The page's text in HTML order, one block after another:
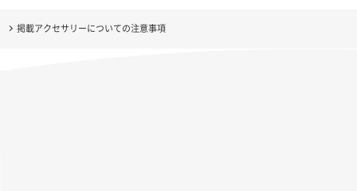
掲載アクセサリーについての注意事項